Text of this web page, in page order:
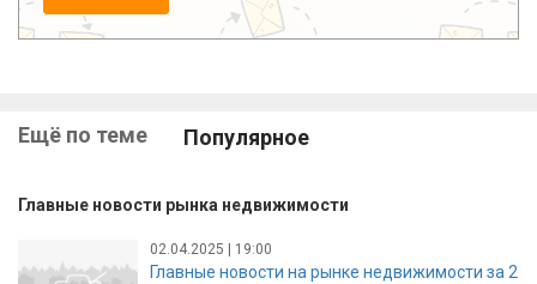
Ещё по теме Популярное
Главные новости рынка недвижимости
02.04.2025 | 19:00
Главные новости на рынке недвижимости за 2